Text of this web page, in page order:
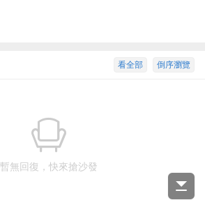
倒序瀏覽
看全部
暫無回復，快來搶沙發